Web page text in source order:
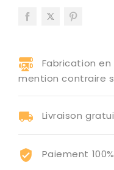
Fabrication
mention contraire
Livraison
Paiement